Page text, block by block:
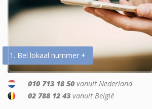
1. Bel lokaal nummer +
010 713 18 50 vanuit Nederland
02 788 12 43 vanuit België